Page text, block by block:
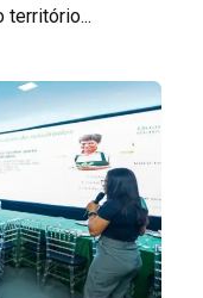
território...